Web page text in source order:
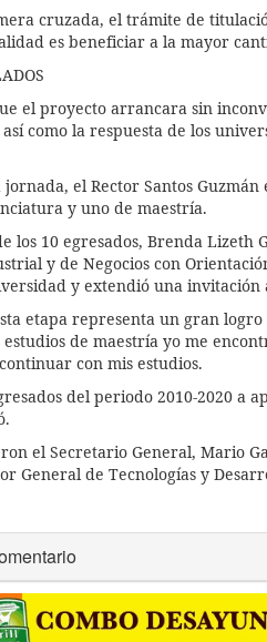
cruzada, el trámite de
es beneficiar a la mayor
el proyecto arrancara sin
como la respuesta de los
el Rector Santos
y uno de maestría.
los 10 egresados, Brenda
y de Negocios con
y extendió una
etapa representa un gran
de maestría yo me
con mis estudios.
del periodo 2010-2020
el Secretario General, Mario
General de Tecnologías y